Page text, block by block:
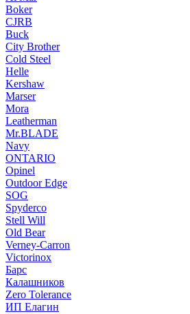
Boker
CJRB
Buck
City Brother
Cold Steel
Helle
Kershaw
Marser
Mora
Leatherman
Mr.BLADE
Navy
ONTARIO
Opinel
Outdoor Edge
SOG
Spyderco
Stell Will
Old Bear
Verney-Carron
Victorinox
Барс
Калашников
Zero Tolerance
ИП Елагин